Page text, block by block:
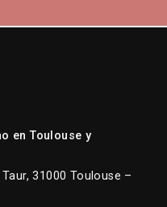
en Toulouse y
31000 Toulouse –